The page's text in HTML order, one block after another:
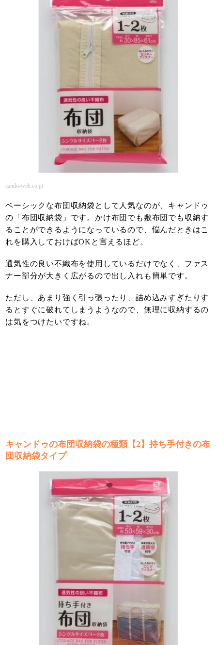
cando-web.co.jp
ベーシックな布団収納袋として人気なのが、キャンドゥ
の「布団収納袋」です。かけ布団でも敷布団でも収納す
ることができるようになっているので、悩んだときはこ
れを購入しておけばOKと言えるほど。
通気性の良い不織布を使用しているだけでなく、ファス
ナー部分が大きく広がるので出し入れも簡単です。
ただし、あまり強く引っ張ったり、詰め込みすぎたりす
るとすぐに破れてしまうようなので、無理に収納するの
は気をつけたいですね。
キャンドゥの布団収納袋の種類【2】持ち手付きの布
団収納袋タイプ